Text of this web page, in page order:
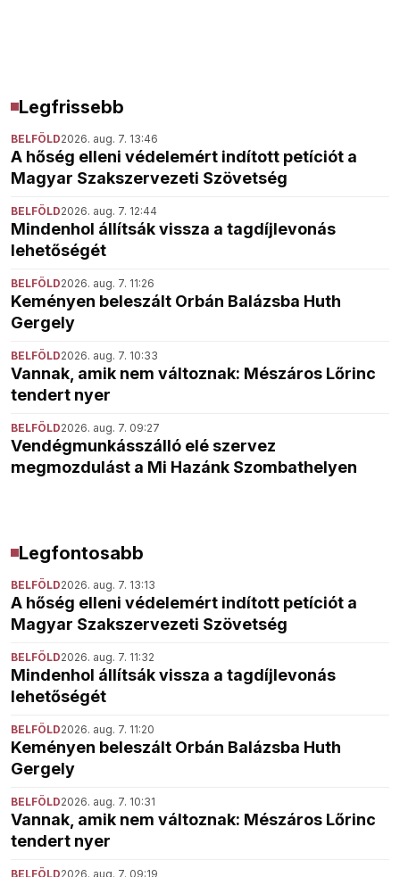
Legfrissebb
BELFÖLD2026. aug. 7. 13:46
A hőség elleni védelemért indított petíciót a
Magyar Szakszervezeti Szövetség
BELFÖLD2026. aug. 7. 12:44
Mindenhol állítsák vissza a tagdíjlevonás
lehetőségét
BELFÖLD2026. aug. 7. 11:26
Keményen beleszált Orbán Balázsba Huth
Gergely
BELFÖLD2026. aug. 7. 10:33
Vannak, amik nem változnak: Mészáros Lőrinc
tendert nyer
BELFÖLD2026. aug. 7. 09:27
Vendégmunkásszálló elé szervez
megmozdulást a Mi Hazánk Szombathelyen
Legfontosabb
BELFÖLD2026. aug. 7. 13:13
A hőség elleni védelemért indított petíciót a
Magyar Szakszervezeti Szövetség
BELFÖLD2026. aug. 7. 11:32
Mindenhol állítsák vissza a tagdíjlevonás
lehetőségét
BELFÖLD2026. aug. 7. 11:20
Keményen beleszált Orbán Balázsba Huth
Gergely
BELFÖLD2026. aug. 7. 10:31
Vannak, amik nem változnak: Mészáros Lőrinc
tendert nyer
BELFÖLD2026. aug. 7. 09:19